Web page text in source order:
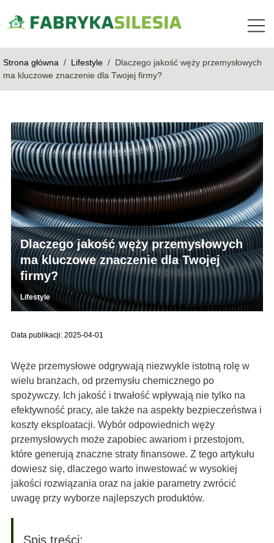
Strona główna / Lifestyle / Dlaczego jakość węży przemysłowych
ma kluczowe znaczenie dla Twojej firmy?
Dlaczego jakość węży przemysłowych
ma kluczowe znaczenie dla Twojej
firmy?
Lifestyle
Data publikacji: 2025-04-01
Węże przemysłowe odgrywają niezwykle istotną rolę w
wielu branżach, od przemysłu chemicznego po
spożywczy. Ich jakość i trwałość wpływają nie tylko na
efektywność pracy, ale także na aspekty bezpieczeństwa i
koszty eksploatacji. Wybór odpowiednich węży
przemysłowych może zapobiec awariom i przestojom,
które generują znaczne straty finansowe. Z tego artykułu
dowiesz się, dlaczego warto inwestować w wysokiej
jakości rozwiązania oraz na jakie parametry zwrócić
uwagę przy wyborze najlepszych produktów.
Spis treści: